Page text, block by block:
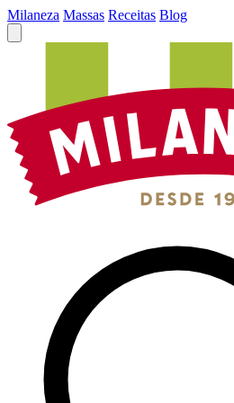
Milaneza Massas Receitas Blog